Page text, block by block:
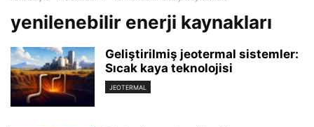
yenilenebilir enerji kaynakları
Geliştirilmiş jeotermal sistemler:
Sıcak kaya teknolojisi
JEOTERMAL